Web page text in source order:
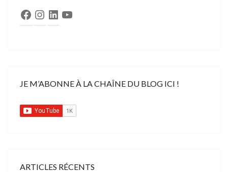
Facebook
Instagram
LinkedInYouTube
JE M’ABONNE À LA CHAÎNE DU BLOG ICI !
ARTICLES RÉCENTS